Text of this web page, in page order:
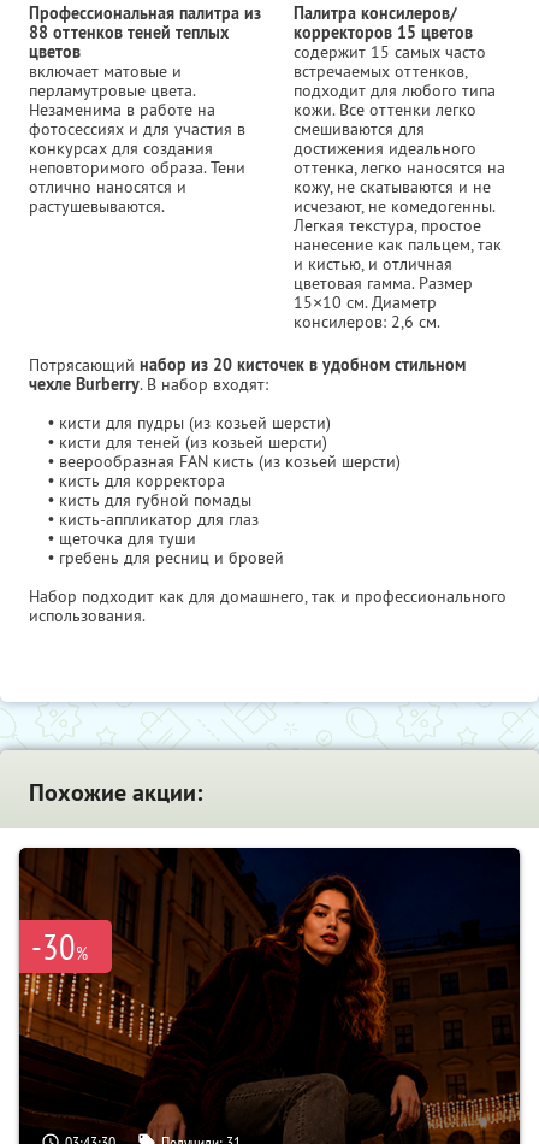
Профессиональная палитра из
88 оттенков теней теплых
цветов
включает матовые и
перламутровые цвета.
Незаменима в работе на
фотосессиях и для участия в
конкурсах для создания
неповторимого образа. Тени
отлично наносятся и
растушевываются.
Палитра консилеров/
корректоров 15 цветов
содержит 15 самых часто
встречаемых оттенков,
подходит для любого типа
кожи. Все оттенки легко
смешиваются для
достижения идеального
оттенка, легко наносятся на
кожу, не скатываются и не
исчезают, не комедогенны.
Легкая текстура, простое
нанесение как пальцем, так
и кистью, и отличная
цветовая гамма. Размер
15×10 см. Диаметр
консилеров: 2,6 см.
Потрясающий набор из 20 кисточек в удобном стильном
чехле Burberry. В набор входят:
• кисти для пудры (из козьей шерсти)
• кисти для теней (из козьей шерсти)
• веерообразная FAN кисть (из козьей шерсти)
• кисть для корректора
• кисть для губной помады
• кисть-аппликатор для глаз
• щеточка для туши
• гребень для ресниц и бровей
Набор подходит как для домашнего, так и профессионального
использования.
Похожие акции:
-30%